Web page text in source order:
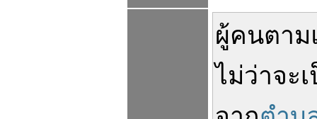
ผู้คนตาม
ไม่ว่าจะ